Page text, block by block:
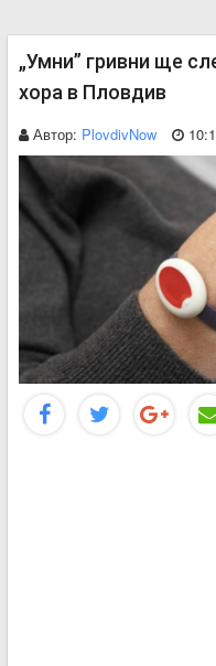
„Умни” гривни ще
хора в Пловдив
Автор: PlovdivNow